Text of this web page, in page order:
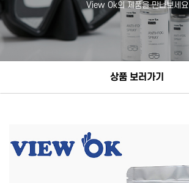
View Ok의 제품을 만나보세요
상품 보러가기